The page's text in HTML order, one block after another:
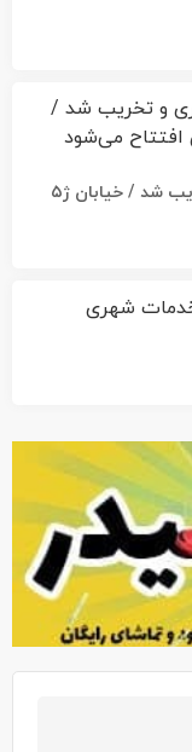
۳ باب مغازه محدوده پستک خریداری و تخریب شد / خیابان ژ۵